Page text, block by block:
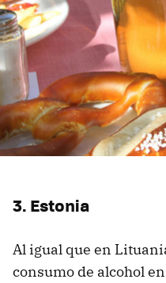
3. Estonia
Al igual que en
consumo de alcohol